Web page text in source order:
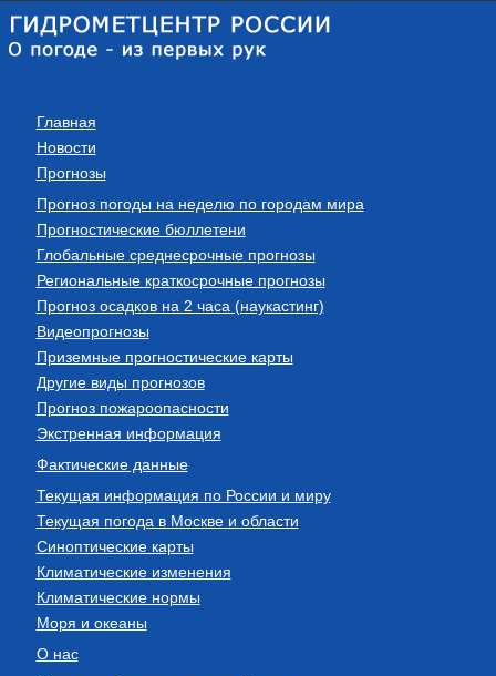
Главная
Новости
Прогнозы
Прогноз погоды на неделю по городам мира
Прогностические бюллетени
Глобальные среднесрочные прогнозы
Региональные краткосрочные прогнозы
Прогноз осадков на 2 часа (наукастинг)
Видеопрогнозы
Приземные прогностические карты
Другие виды прогнозов
Прогноз пожароопасности
Экстренная информация
Фактические данные
Текущая информация по России и миру
Текущая погода в Москве и области
Синоптические карты
Климатические изменения
Климатические нормы
Моря и океаны
О нас